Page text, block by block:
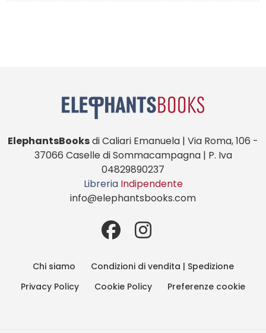
ElephantsBooksdi Caliari Emanuela | Via Roma, 106 -
37066 Caselle di Sommacampagna | P. Iva
04829890237
Libreria Indipendente
info@elephantsbooks.com
Chi siamo
Condizioni di vendita | Spedizione
Privacy Policy
Cookie Policy Preferenze cookie